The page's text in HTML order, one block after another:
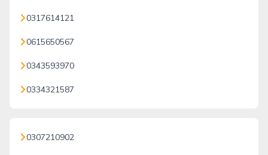
0317614121
0615650567
0343593970
0334321587
0307210902